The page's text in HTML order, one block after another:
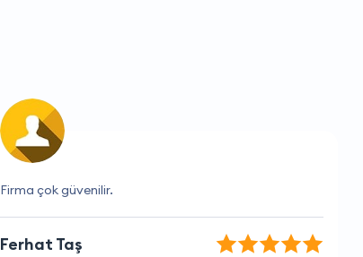
Her zaman doğru zamanlama ve mükemmel hizmet.
Merve Aktaş